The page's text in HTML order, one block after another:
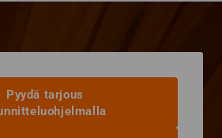
Pyydä tarjous